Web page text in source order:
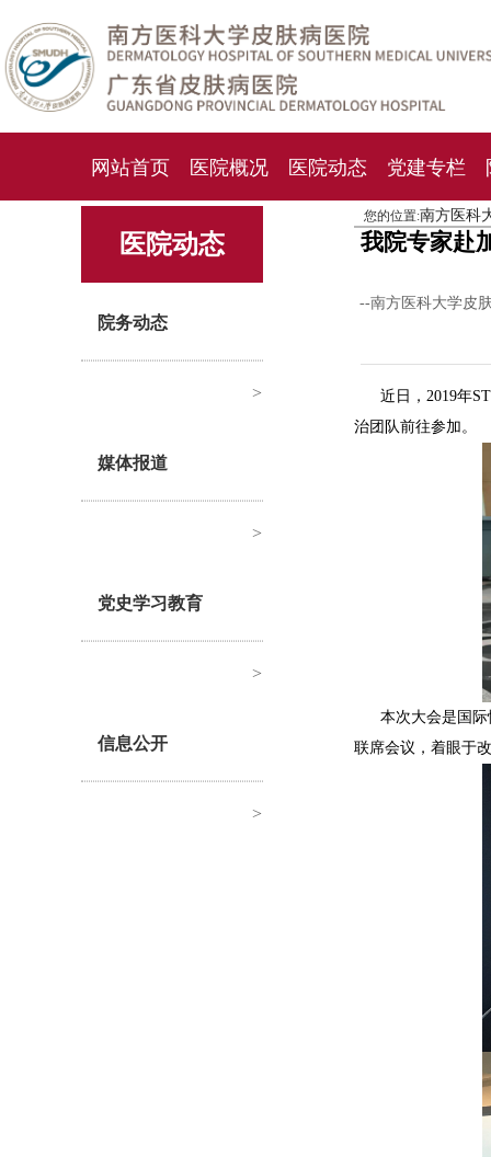
网站首页 医院概况 医院动态 党建专栏
化妆品检测中心 就诊指南 人才
医院动态
院务动态
>
媒体报道
>
党史学习教育
>
信息公开
>
您的位置:南方医科
我院专家赴
--南方医科大学皮
近日，2019年
治团队前往参加。
本次大会是国
联席会议，着眼于